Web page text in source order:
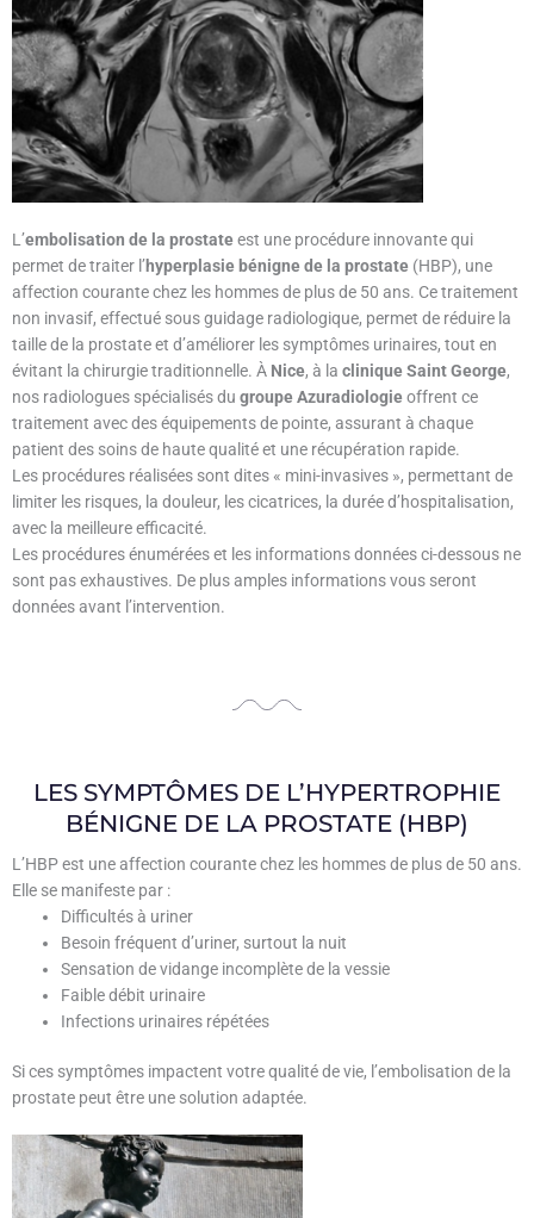
L’embolisation de la prostateest une procédure innovante qui
permet de traiter l’hyperplasie bénigne de la prostate (HBP), une
affection courante chez les hommes de plus de 50 ans. Ce traitement
non invasif, effectué sous guidage radiologique, permet de réduire la
taille de la prostate et d’améliorer les symptômes urinaires, tout en
évitant la chirurgie traditionnelle. À Nice, à la clinique Saint George,
nos radiologues spécialisés du groupe Azuradiologieoffrent ce
traitement avec des équipements de pointe, assurant à chaque
patient des soins de haute qualité et une récupération rapide.
Les procédures réalisées sont dites « mini-invasives », permettant de
limiter les risques, la douleur, les cicatrices, la durée d’hospitalisation,
avec la meilleure efficacité.
Les procédures énumérées et les informations données ci-dessous ne
sont pas exhaustives. De plus amples informations vous seront
données avant l’intervention.
LES SYMPTÔMES DE L’HYPERTROPHIE
BÉNIGNE DE LA PROSTATE (HBP)
L’HBP est une affection courante chez les hommes de plus de 50 ans.
Elle se manifeste par :
Difficultés à uriner
Besoin fréquent d’uriner, surtout la nuit
Sensation de vidange incomplète de la vessie
Faible débit urinaire
Infections urinaires répétées
Si ces symptômes impactent votre qualité de vie, l’embolisation de la
prostate peut être une solution adaptée.